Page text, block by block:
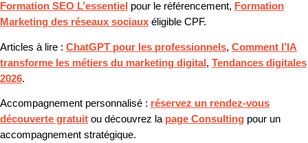
Formation SEO L’essentiel pour le référencement, Formation
Marketing des réseaux sociaux éligible CPF.
Articles à lire : ChatGPT pour les professionnels, Comment l’IA
transforme les métiers du marketing digital , Tendances digitales
2026.
Accompagnement personnalisé : réservez un rendez-vous
découverte gratuit ou découvrez la page Consulting pour un
accompagnement stratégique.